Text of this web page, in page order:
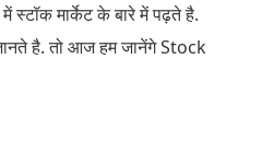
स्टॉक मार्केट के बारे में पढ़ते है.
है. तो आज हम जानेंगे Stock